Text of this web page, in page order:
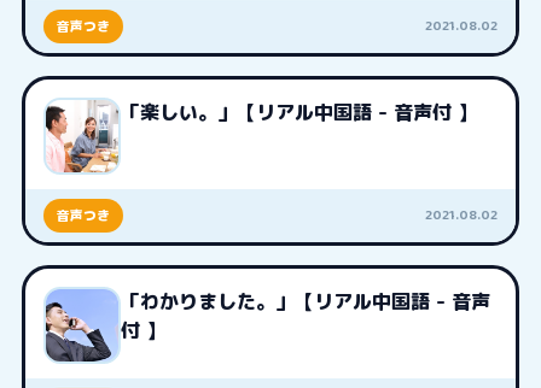
音声つき 2021.08.02
「楽しい。」【リアル中国語 - 音声付 】
音声つき 2021.08.02
「わかりました。」【リアル中国語 - 音声
付 】